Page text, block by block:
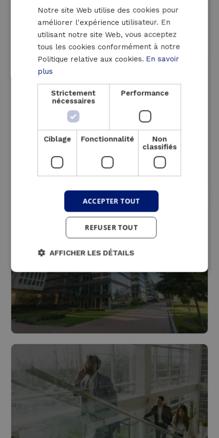
intéressante pour ces
secteurs
Bâtiments
FRENCH
Notre site Web utilise des cookies pour
améliorer l'expérience utilisateur. En
utilisant notre site Web, vous acceptez
tous les cookies conformément à notre
Politique relative aux cookies. En savoir
plus
Strictement
nécessaires
Performance
Ciblage Fonctionnalité
Non
classifiés
ACCEPTER TOUT
REFUSER TOUT
AFFICHER LES DÉTAILS